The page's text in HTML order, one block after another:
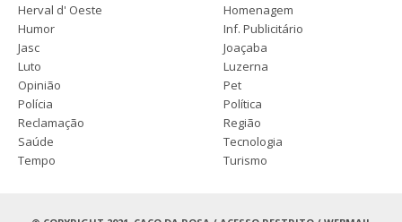
Herval d' Oeste
Homenagem
Humor
Inf. Publicitário
Jasc
Joaçaba
Luto
Luzerna
Opinião
Pet
Polícia
Política
Reclamação
Região
Saúde
Tecnologia
Tempo
Turismo